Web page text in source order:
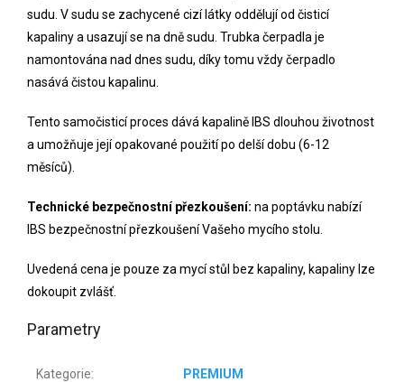
sudu. V sudu se zachycené cizí látky oddělují od čisticí
kapaliny a usazují se na dně sudu. Trubka čerpadla je
namontována nad dnes sudu, díky tomu vždy čerpadlo
nasává čistou kapalinu.
Tento samočisticí proces dává kapalině IBS dlouhou životnost
a umožňuje její opakované použití po delší dobu (6-12
měsíců).
Technické bezpečnostní přezkoušení: na poptávku nabízí
IBS bezpečnostní přezkoušení Vašeho mycího stolu.
Uvedená cena je pouze za mycí stůl bez kapaliny, kapaliny lze
dokoupit zvlášť.
Parametry
Kategorie:
PREMIUM